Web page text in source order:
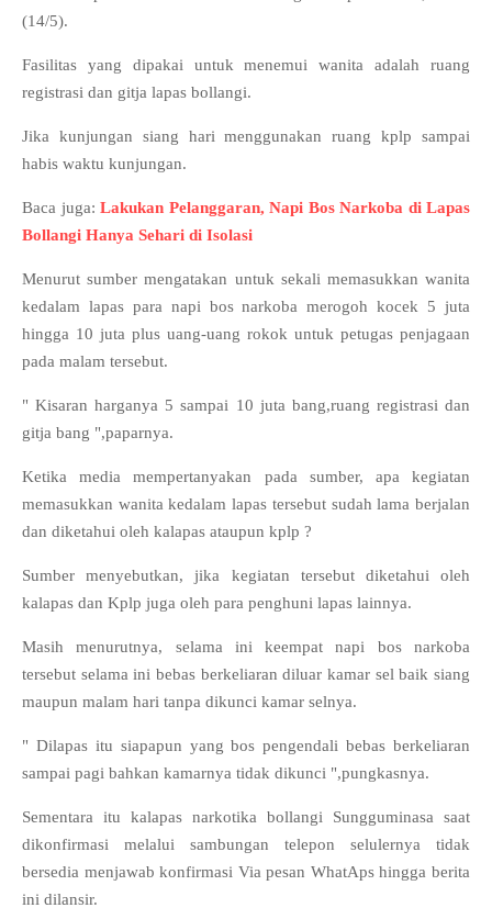
(14/5).
Fasilitas yang dipakai untuk menemui wanita adalah ruang
registrasi dan gitja lapas bollangi.
Jika kunjungan siang hari menggunakan ruang kplp sampai
habis waktu kunjungan.
Baca juga: Lakukan Pelanggaran, Napi Bos Narkoba di Lapas
Bollangi Hanya Sehari di Isolasi
Menurut sumber mengatakan untuk sekali memasukkan wanita
kedalam lapas para napi bos narkoba merogoh kocek 5 juta
hingga 10 juta plus uang-uang rokok untuk petugas penjagaan
pada malam tersebut.
" Kisaran harganya 5 sampai 10 juta bang,ruang registrasi dan
gitja bang ",paparnya.
Ketika media mempertanyakan pada sumber, apa kegiatan
memasukkan wanita kedalam lapas tersebut sudah lama berjalan
dan diketahui oleh kalapas ataupun kplp ?
Sumber menyebutkan, jika kegiatan tersebut diketahui oleh
kalapas dan Kplp juga oleh para penghuni lapas lainnya.
Masih menurutnya, selama ini keempat napi bos narkoba
tersebut selama ini bebas berkeliaran diluar kamar sel baik siang
maupun malam hari tanpa dikunci kamar selnya.
" Dilapas itu siapapun yang bos pengendali bebas berkeliaran
sampai pagi bahkan kamarnya tidak dikunci ",pungkasnya.
Sementara itu kalapas narkotika bollangi Sungguminasa saat
dikonfirmasi melalui sambungan telepon selulernya tidak
bersedia menjawab konfirmasi Via pesan WhatAps hingga berita
ini dilansir.